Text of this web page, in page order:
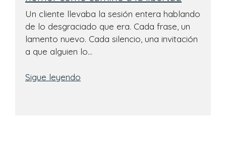
Un cliente llevaba la sesión entera hablando
de lo desgraciado que era. Cada frase, un
lamento nuevo. Cada silencio, una invitación
a que alguien lo…
Sigue leyendo